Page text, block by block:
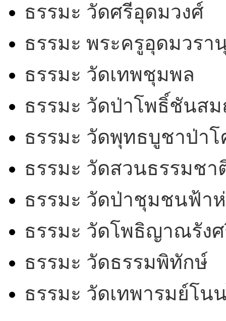
ธรรมะ วัดศรีอุดมวงศ์
ธรรมะ พระครูอุดมวรา
ธรรมะ วัดเทพชุมพล
ธรรมะ วัดป่าโพธิ์ชันส
ธรรมะ วัดพุทธบูชาป่า
ธรรมะ วัดสวนธรรมช
ธรรมะ วัดป่าชุมชนฟ้า
ธรรมะ วัดโพธิญาณรัง
ธรรมะ วัดธรรมพิทักษ์
ธรรมะ วัดเทพารมย์โน